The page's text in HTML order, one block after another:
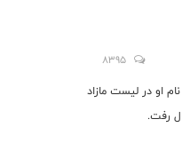
8395
او در لیست مازاد
رفت.